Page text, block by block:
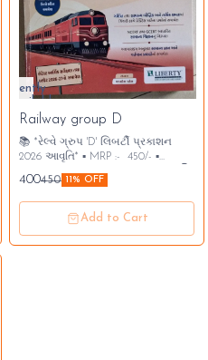
Currently
unavailable
Railway group D
📚 *રેલ્વે ગ્રુપ 'D' લિબર્ટી પ્રકાશન
2026 આવૃતિ* ▪️ MRP :- 450/- ▪️
OFFER PRICE:- 400/- કુરીયર ફ્રી 👇
માટે બુક મેળવવા માટે સંપર્ક :- 94265
3709
400450 11% OFF
Add to Cart